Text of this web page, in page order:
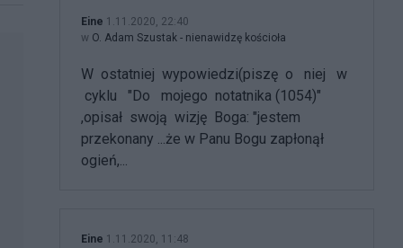
Eine 1.11.2020, 22:40
w O. Adam Szustak - nienawidzę kościoła
W ostatniej wypowiedzi(piszę o niej w
cyklu "Do mojego notatnika (1054)"
,opisał swoją wizję Boga: "jestem
przekonany ...że w Panu Bogu zapłonął
ogień,...
Eine 1.11.2020, 11:48